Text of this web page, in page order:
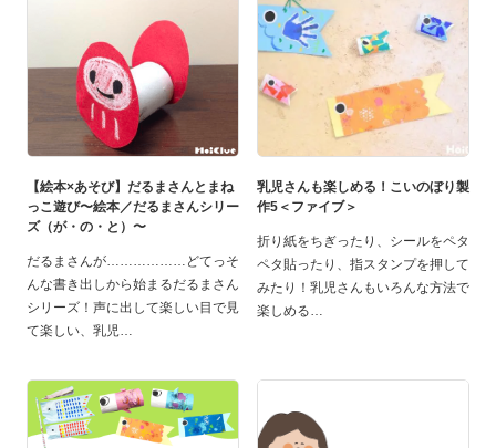
【絵本×あそび】だるまさんとまね
っこ遊び〜絵本／だるまさんシリー
ズ（が・の・と）〜
だるまさんが………………どてっそ
んな書き出しから始まるだるまさん
シリーズ！声に出して楽しい目で見
て楽しい、乳児
乳児さんも楽しめる！こいのぼり製
作5＜ファイブ＞
折り紙をちぎったり、シールをペタ
ペタ貼ったり、指スタンプを押して
みたり！乳児さんもいろんな方法で
楽しめる